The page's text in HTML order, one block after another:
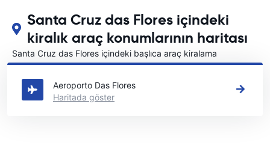
Santa Cruz das Flores içindeki
kiralık araç konumlarının haritası
Santa Cruz das Flores içindeki başlıca araç kiralama
yerlerimizi görün
Aeroporto Das Flores
Haritada göster